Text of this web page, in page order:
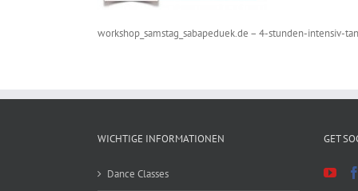
workshop_samstag_sabapeduek.de – 4-stunden-intensiv-
WICHTIGE INFORMATIONEN
Dance Classes
GET